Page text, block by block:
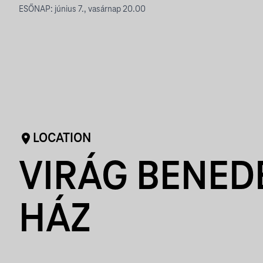
ESŐNAP: június 7., vasárnap 20.00
LOCATION
VIRÁG
HÁZ